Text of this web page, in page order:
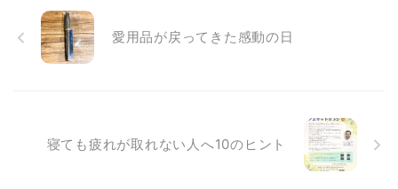
愛用品が戻ってきた感動の日
寝ても疲れが取れない人へ10のヒント